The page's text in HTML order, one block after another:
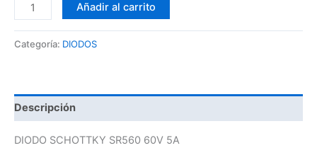
Añadir al carrito
Categoría: DIODOS
Descripción
DIODO SCHOTTKY SR560 60V 5A